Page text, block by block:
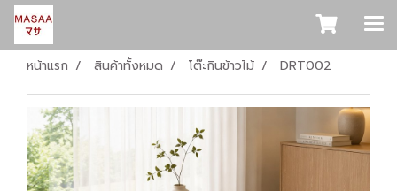
หน้าแรก สินค้าทั้งหมด โต๊ะกินข้าวไม้ DRT002